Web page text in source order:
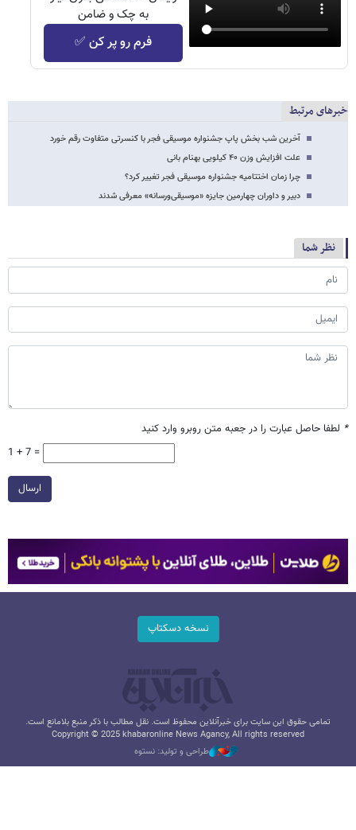
به چک و ضامن
فرم رو پر کن ✅
خبرهای مرتبط
آخرین شب بخش پاپ جشنواره موسیقی فجر با کنسرتی متفاوت رقم خورد
علت افزایش وزن ۴۰ کیلویی بهنام بانی
چرا زمان اختتامیه جشنواره موسیقی فجر تغییر کرد؟
دبیر و داوران چهارمین جایزه «موسیقی‌ورسانه» معرفی شدند
نظر شما
* لطفا حاصل عبارت را در جعبه متن روبرو وارد کنید
1 + 7 =
ارسال
نسخه دسکتاپ
تمامی حقوق این سایت برای خبرآنلاین محفوظ است. نقل مطالب با ذکر منبع بلامانع است.
Copyright © 2025 khabaronline News Agancy, All rights reserved
طراحی و تولید: نستوه